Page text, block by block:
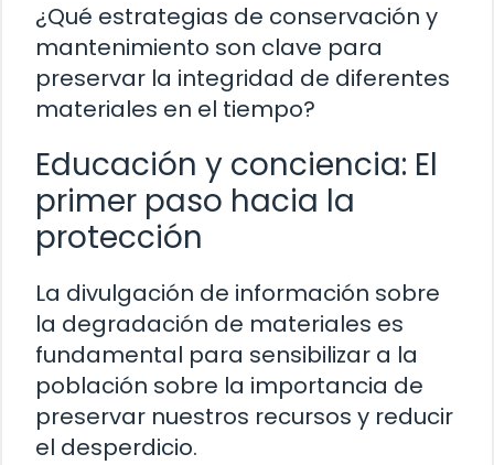
¿Qué estrategias de conservación y
mantenimiento son clave para
preservar la integridad de diferentes
materiales en el tiempo?
Educación y conciencia: El
primer paso hacia la
protección
La divulgación de información sobre
la degradación de materiales es
fundamental para sensibilizar a la
población sobre la importancia de
preservar nuestros recursos y reducir
el desperdicio.